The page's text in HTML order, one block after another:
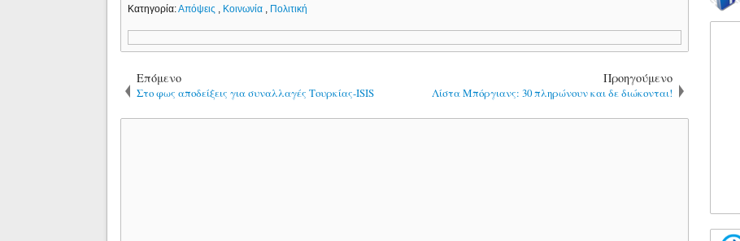
Κατηγορία:Απόψεις Κοινωνία Πολιτική
Επόμενο
Στο φως αποδείξεις για συναλλαγές Τουρκίας-ISIS
Προηγούμενο
Λίστα Μπόργιανς: 30 πληρώνουν και δε διώκονται!